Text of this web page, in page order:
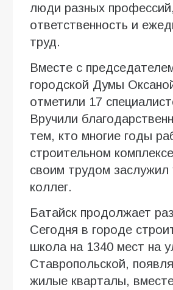
люди разных
ответственность и
труд.
Вместе с
городской Думы
отметили 17
Вручили
тем, кто многие годы
строительном
своим трудом заслужил
коллег.
Батайск продолжает
Сегодня в городе
школа на 1340 мест на
Ставропольской,
жилые кварталы,